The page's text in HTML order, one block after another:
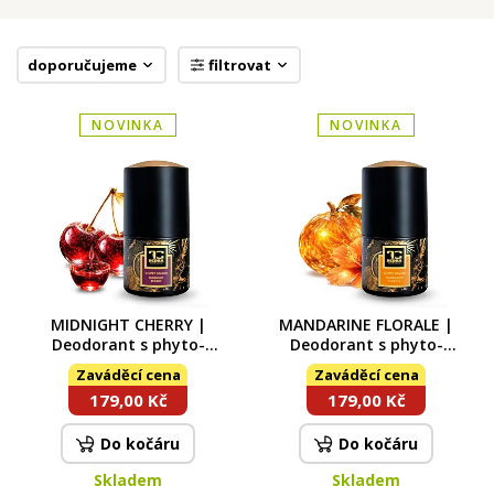
doporučujeme filtrovat
NOVINKA
MIDNIGHT CHERRY |
Deodorant s phyto-
antiperspiračním
komplexem | 75 ml
Zaváděcí cena
179,00 Kč
Do kočáru
Skladem
NOVINKA
MANDARINE FLORALE |
Deodorant s phyto-
antiperspiračním
komplexem | 75 ml
Zaváděcí cena
179,00 Kč
Do kočáru
Skladem